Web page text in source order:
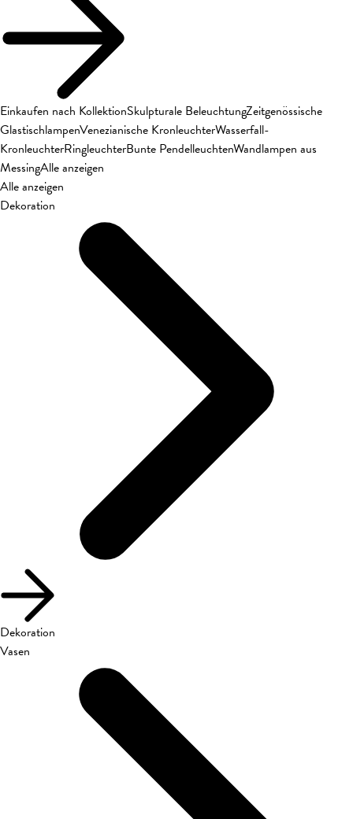
Einkaufen nach KollektionSkulpturale BeleuchtungZeitgenössische
GlastischlampenVenezianische KronleuchterWasserfall-
KronleuchterRingleuchterBunte PendelleuchtenWandlampen aus
MessingAlle anzeigen
Alle anzeigen
Dekoration
Dekoration
Vasen